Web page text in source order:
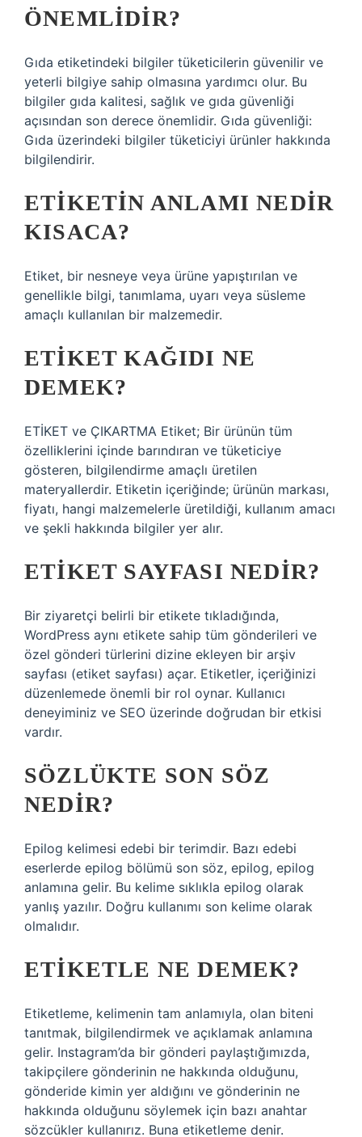
ÖNEMLIDIR?
Gıda etiketindeki bilgiler tüketicilerin güvenilir ve
yeterli bilgiye sahip olmasına yardımcı olur. Bu
bilgiler gıda kalitesi, sağlık ve gıda güvenliği
açısından son derece önemlidir. Gıda güvenliği:
Gıda üzerindeki bilgiler tüketiciyi ürünler hakkında
bilgilendirir.
ETIKETIN ANLAMI NEDIR
KISACA?
Etiket, bir nesneye veya ürüne yapıştırılan ve
genellikle bilgi, tanımlama, uyarı veya süsleme
amaçlı kullanılan bir malzemedir.
ETIKET KAĞIDI NE
DEMEK?
ETİKET ve ÇIKARTMA Etiket; Bir ürünün tüm
özelliklerini içinde barındıran ve tüketiciye
gösteren, bilgilendirme amaçlı üretilen
materyallerdir. Etiketin içeriğinde; ürünün markası,
fiyatı, hangi malzemelerle üretildiği, kullanım amacı
ve şekli hakkında bilgiler yer alır.
ETIKET SAYFASI NEDIR?
Bir ziyaretçi belirli bir etikete tıkladığında,
WordPress aynı etikete sahip tüm gönderileri ve
özel gönderi türlerini dizine ekleyen bir arşiv
sayfası (etiket sayfası) açar. Etiketler, içeriğinizi
düzenlemede önemli bir rol oynar. Kullanıcı
deneyiminiz ve SEO üzerinde doğrudan bir etkisi
vardır.
SÖZLÜKTE SON SÖZ
NEDIR?
Epilog kelimesi edebi bir terimdir. Bazı edebi
eserlerde epilog bölümü son söz, epilog, epilog
anlamına gelir. Bu kelime sıklıkla epilog olarak
yanlış yazılır. Doğru kullanımı son kelime olarak
olmalıdır.
ETIKETLE NE DEMEK?
Etiketleme, kelimenin tam anlamıyla, olan biteni
tanıtmak, bilgilendirmek ve açıklamak anlamına
gelir. Instagram’da bir gönderi paylaştığımızda,
takipçilere gönderinin ne hakkında olduğunu,
gönderide kimin yer aldığını ve gönderinin ne
hakkında olduğunu söylemek için bazı anahtar
sözcükler kullanırız. Buna etiketleme denir.